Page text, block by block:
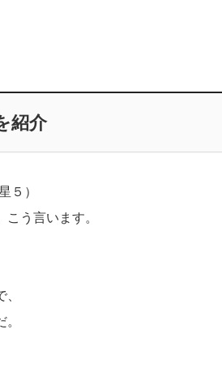
紹介
５）
う言います。